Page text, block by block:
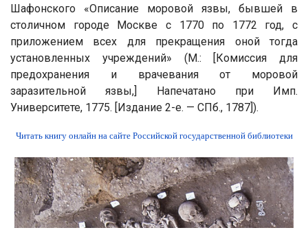
Шафонского «Описание моровой язвы, бывшей в
столичном городе Москве с 1770 по 1772 год, с
приложением всех для прекращения оной тогда
установленных учреждений» (М.: [Комиссия для
предохранения и врачевания от моровой
заразительной язвы,] Напечатано при Имп.
Университете, 1775. [Издание 2-е. — СПб., 1787]).
Читать книгу онлайн на сайте Российской государственной библиотеки